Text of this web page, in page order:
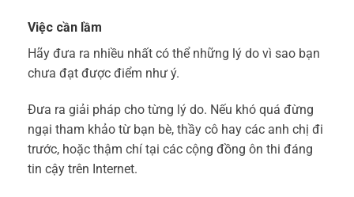
Việc cần lầm
Hãy đưa ra nhiều nhất có thể những lý do vì sao bạn
chưa đạt được điểm như ý.
Đưa ra giải pháp cho từng lý do. Nếu khó quá đừng
ngại tham khảo từ bạn bè, thầy cô hay các anh chị đi
trước, hoặc thậm chí tại các cộng đồng ôn thi đáng
tin cậy trên Internet.